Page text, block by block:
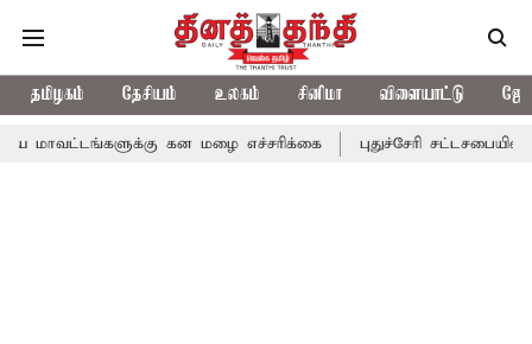
தமிழகம் தேசியம் உலகம் சினிமா விளையாட்டு
கன மழை எச்சரிக்கை புதுச்சேரி சட்டசபையில் வரும்